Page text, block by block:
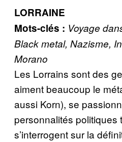
LORRAINE
Mots-clés : Voyage
Black metal, Nazisme,
Morano
Les Lorrains sont des
aiment beaucoup le
aussi Korn), se
personnalités politiques
s’interrogent sur la